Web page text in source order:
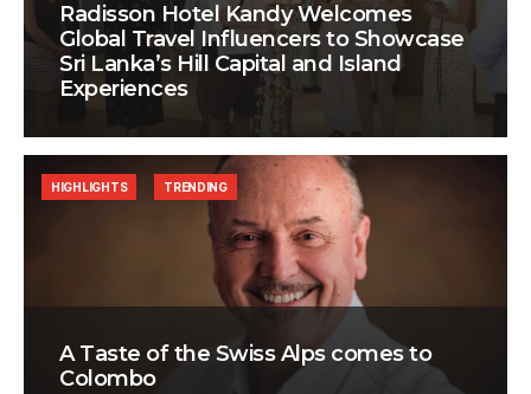
Radisson Hotel Kandy Welcomes
Global Travel Influencers to Showcase
Sri Lanka’s Hill Capital and Island
Experiences
A Taste of the Swiss Alps comes to
Colombo
HIGHLIGHTS TRENDING